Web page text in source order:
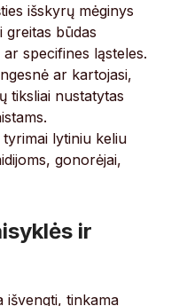
išskyrų mėginys
greitas būdas
specifines ląsteles.
ar kartojasi,
tiksliai nustatytas
tyrimai lytiniu keliu
gonorėjai,
ir
išvengti, tinkama